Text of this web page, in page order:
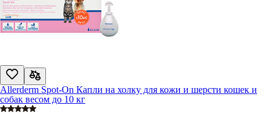
Allerderm Spot-On Капли на холку для кожи и шерсти кошек и
собак весом до 10 кг